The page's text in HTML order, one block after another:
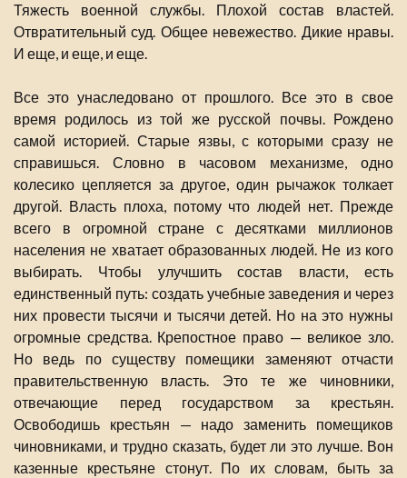
Тяжесть военной службы. Плохой состав властей.
Отвратительный суд. Общее невежество. Дикие нравы.
И еще, и еще, и еще.
Все это унаследовано от прошлого. Все это в свое
время родилось из той же русской почвы. Рождено
самой историей. Старые язвы, с которыми сразу не
справишься. Словно в часовом механизме, одно
колесико цепляется за другое, один рычажок толкает
другой. Власть плоха, потому что людей нет. Прежде
всего в огромной стране с десятками миллионов
населения не хватает образованных людей. Не из кого
выбирать. Чтобы улучшить состав власти, есть
единственный путь: создать учебные заведения и через
них провести тысячи и тысячи детей. Но на это нужны
огромные средства. Крепостное право — великое зло.
Но ведь по существу помещики заменяют отчасти
правительственную власть. Это те же чиновники,
отвечающие перед государством за крестьян.
Освободишь крестьян — надо заменить помещиков
чиновниками, и трудно сказать, будет ли это лучше. Вон
казенные крестьяне стонут. По их словам, быть за